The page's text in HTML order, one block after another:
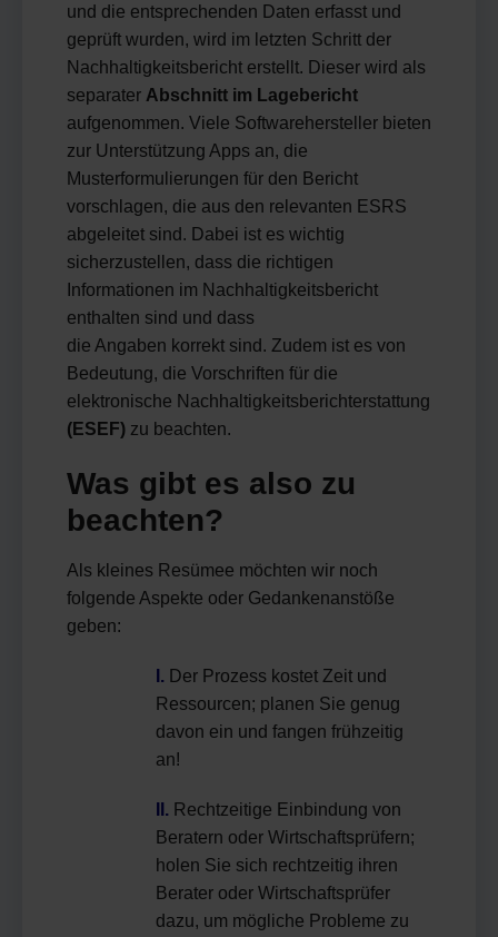
und die entsprechenden Daten erfasst und
geprüft wurden, wird im letzten Schritt der
Nachhaltigkeitsbericht erstellt. Dieser wird als
separater Abschnitt im Lagebericht
aufgenommen. Viele Softwarehersteller bieten
zur Unterstützung Apps an, die
Musterformulierungen für den Bericht
vorschlagen, die aus den relevanten ESRS
abgeleitet sind. Dabei ist es wichtig
sicherzustellen, dass die richtigen
Informationen im Nachhaltigkeitsbericht
enthalten sind und dass
die Angaben korrekt sind. Zudem ist es von
Bedeutung, die Vorschriften für die
elektronische Nachhaltigkeitsberichterstattung
(ESEF) zu beachten.
Was gibt es also zu
beachten?
Als kleines Resümee möchten wir noch
folgende Aspekte oder Gedankenanstöße
geben:
I. Der Prozess kostet Zeit und
Ressourcen; planen Sie genug
davon ein und fangen frühzeitig
an!
II. Rechtzeitige Einbindung von
Beratern oder Wirtschaftsprüfern;
holen Sie sich rechtzeitig ihren
Berater oder Wirtschaftsprüfer
dazu, um mögliche Probleme zu